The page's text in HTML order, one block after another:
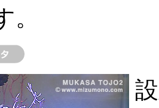
。